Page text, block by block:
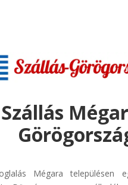
Szállás
Mégara településen